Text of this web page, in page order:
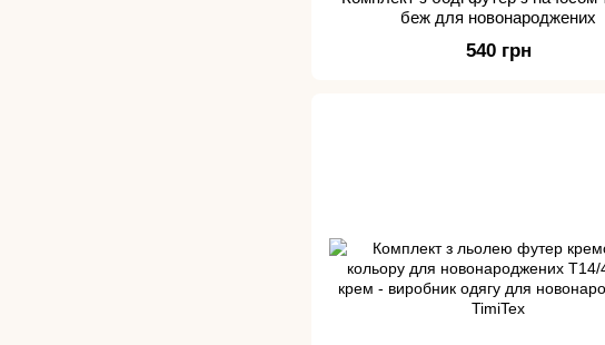
беж для новонароджених
540 грн